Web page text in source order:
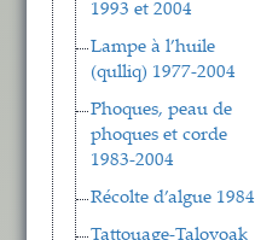
1993 et 2004
Lampe à l’huile
(qulliq) 1977-2004
Phoques, peau de
phoques et corde
1983-2004
Récolte d’algue 1984
Tattouage-Taloyoak